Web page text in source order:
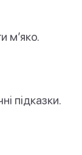
м’яко.
підказки.